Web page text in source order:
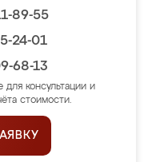
89-55
24-01
68-13
для консультации и
стоимости.